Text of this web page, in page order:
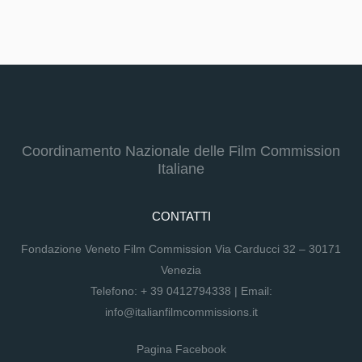
Coordinamento Nazionale delle Film Commission
Italiane
CONTATTI
Fondazione Veneto Film Commission Via Carducci 32 – 30171
Venezia
Telefono: + 39 0412794338 | Email:
info@italianfilmcommissions.it
Pagina Facebook